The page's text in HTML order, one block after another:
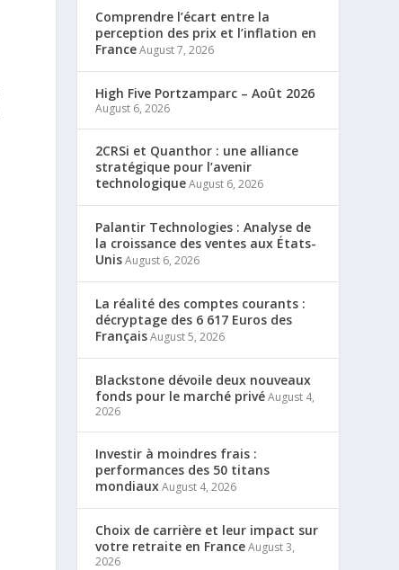
Comprendre l’écart entre la
perception des prix et l’inflation en
FranceAugust 7, 2026
High Five Portzamparc – Août 2026
August 6, 2026
2CRSi et Quanthor : une alliance
stratégique pour l’avenir
technologiqueAugust 6, 2026
Palantir Technologies : Analyse de
la croissance des ventes aux États-
UnisAugust 6, 2026
La réalité des comptes courants :
décryptage des 6 617 Euros des
FrançaisAugust 5, 2026
Blackstone dévoile deux nouveaux
fonds pour le marché privéAugust 4,
2026
Investir à moindres frais :
performances des 50 titans
mondiauxAugust 4, 2026
Choix de carrière et leur impact sur
votre retraite en FranceAugust 3,
2026